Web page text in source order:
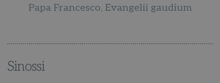
Papa Francesco, Evangelii gaudium
Sinossi